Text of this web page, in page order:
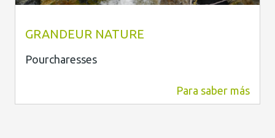
GRANDEUR NATURE
Pourcharesses
Para saber más